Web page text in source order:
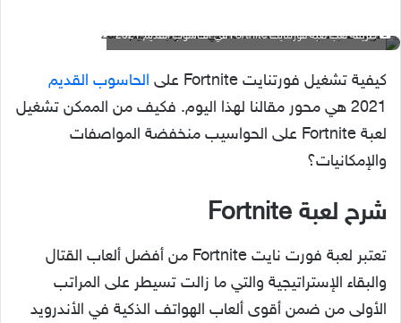
طريقة لعب لعبة فورتنايت Fortnite في الحاسوب القديم 2021
كيفية تشغيل فورتنايت Fortnite على
الحاسوب القديم
2021 هي محور مقالنا لهذا اليوم. فكيف من الممكن تشغيل
لعبة Fortnite على الحواسيب منخفضة المواصفات
والإمكانيات؟
شرح لعبة Fortnite
تعتبر لعبة فورت نايت Fortnite من أفضل ألعاب القتال
والبقاء الإستراتيجية والتي ما زالت تسيطر على المراتب
الأولى من ضمن أقوى ألعاب الهواتف الذكية في الأندرويد